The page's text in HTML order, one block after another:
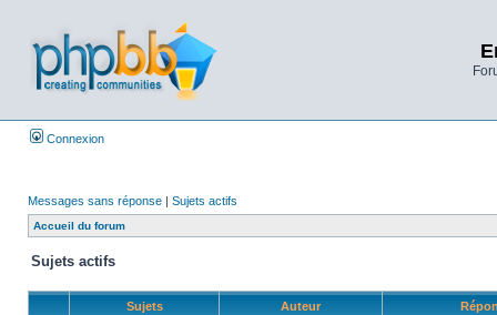
Connexion
Messages sans réponse | Sujets actifs
Accueil du forum
Sujets actifs
Sujets Auteur